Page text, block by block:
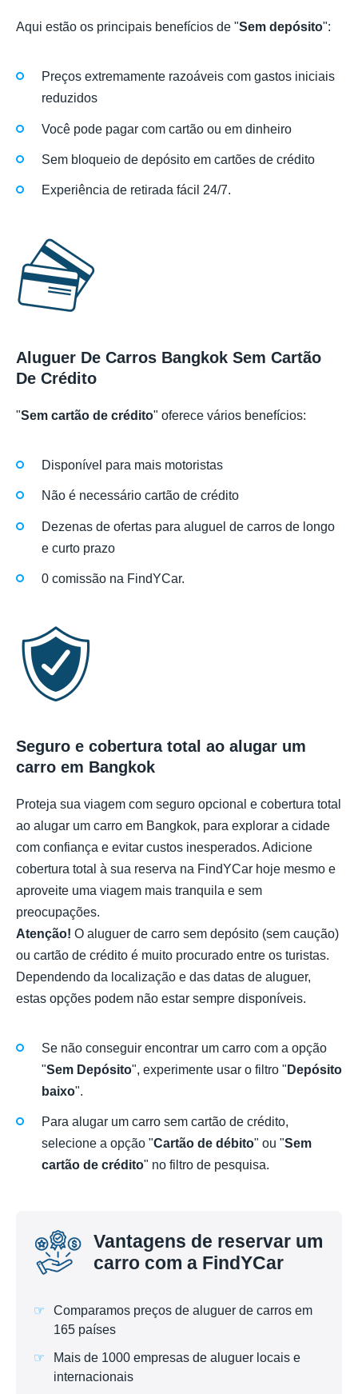
Aqui estão os principais benefícios de "Sem depósito":
Preços extremamente razoáveis com gastos iniciais
reduzidos
Você pode pagar com cartão ou em dinheiro
Sem bloqueio de depósito em cartões de crédito
Experiência de retirada fácil 24/7.
Aluguer De Carros Bangkok Sem Cartão
De Crédito
"Sem cartão de crédito" oferece vários benefícios:
Disponível para mais motoristas
Não é necessário cartão de crédito
Dezenas de ofertas para aluguel de carros de longo
e curto prazo
0 comissão na FindYCar.
Seguro e cobertura total ao alugar um
carro em Bangkok
Proteja sua viagem com seguro opcional e cobertura total
ao alugar um carro em Bangkok, para explorar a cidade
com confiança e evitar custos inesperados. Adicione
cobertura total à sua reserva na FindYCar hoje mesmo e
aproveite uma viagem mais tranquila e sem
preocupações.
Atenção! O aluguer de carro sem depósito (sem caução)
ou cartão de crédito é muito procurado entre os turistas.
Dependendo da localização e das datas de aluguer,
estas opções podem não estar sempre disponíveis.
Se não conseguir encontrar um carro com a opção
"Sem Depósito", experimente usar o filtro " Depósito
baixo".
Para alugar um carro sem cartão de crédito,
selecione a opção "Cartão de débito" ou "Sem
cartão de crédito" no filtro de pesquisa.
Vantagens de reservar um
carro com a FindYCar
Comparamos preços de aluguer de carros em
165 países
Mais de 1000 empresas de aluguer locais e
internacionais